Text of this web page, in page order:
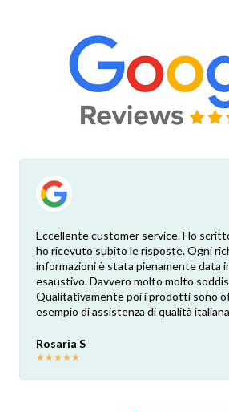
Eccellente customer service. Ho
ho ricevuto subito le risposte. Ogni
informazioni è stata pienamente data
esaustivo. Davvero molto molto
Qualitativamente poi i prodotti sono
esempio di assistenza di qualità
Rosaria S
★★★★★